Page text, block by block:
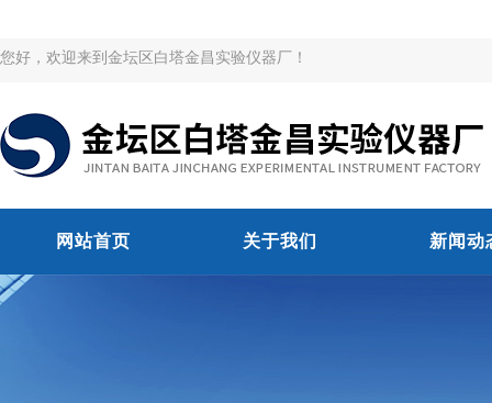
您好，欢迎来到金坛区白塔金昌实验仪器厂！
网站首页 关于我们 新闻动